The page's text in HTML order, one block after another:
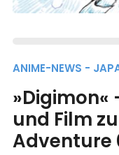
ANIME-NEWS -
»Digimon«
und Film
Adventure